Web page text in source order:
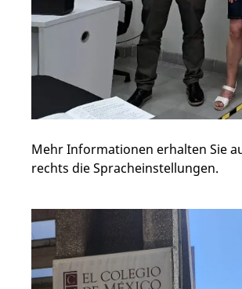
Mehr Informationen erhalten Sie
rechts die Spracheinstellungen.